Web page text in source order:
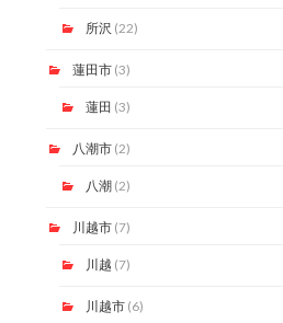
所沢 (22)
蓮田市(3)
蓮田 (3)
八潮市(2)
八潮(2)
川越市(7)
川越 (7)
川越市(6)